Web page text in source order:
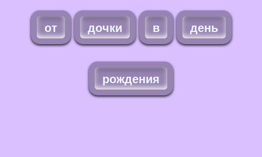
от дочки в день
рождения